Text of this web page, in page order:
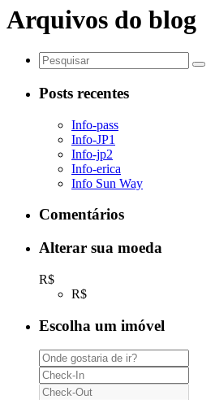
Arquivos do blog
Posts recentes
Info-pass
Info-JP1
Info-jp2
Info-erica
Info Sun Way
Comentários
Alterar sua moeda
R$
R$
Escolha um imóvel